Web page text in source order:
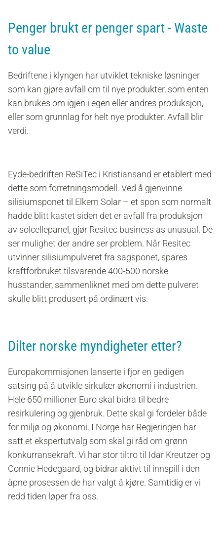
Penger brukt er penger spart - Waste
to value
Bedriftene i klyngen har utviklet tekniske løsninger
som kan gjøre avfall om til nye produkter, som enten
kan brukes om igjen i egen eller andres produksjon,
eller som grunnlag for helt nye produkter. Avfall blir
verdi.
Eyde-bedriften ReSiTec i Kristiansand er etablert med
dette som forretningsmodell. Ved å gjenvinne
silisiumsponet til Elkem Solar – et spon som normalt
hadde blitt kastet siden det er avfall fra produksjon
av solcellepanel, gjør Resitec business as unusual. De
ser mulighet der andre ser problem. Når Resitec
utvinner silisiumpulveret fra sagsponet, spares
kraftforbruket tilsvarende 400-500 norske
husstander, sammenliknet med om dette pulveret
skulle blitt produsert på ordinært vis.
Dilter norske myndigheter etter?
Europakommisjonen lanserte i fjor en gedigen
satsing på å utvikle sirkulær økonomi i industrien.
Hele 650 millioner Euro skal bidra til bedre
resirkulering og gjenbruk. Dette skal gi fordeler både
for miljø og økonomi. I Norge har Regjeringen har
satt et ekspertutvalg som skal gi råd om grønn
konkurransekraft. Vi har stor tiltro til Idar Kreutzer og
Connie Hedegaard, og bidrar aktivt til innspill i den
åpne prosessen de har valgt å kjøre. Samtidig er vi
redd tiden løper fra oss.